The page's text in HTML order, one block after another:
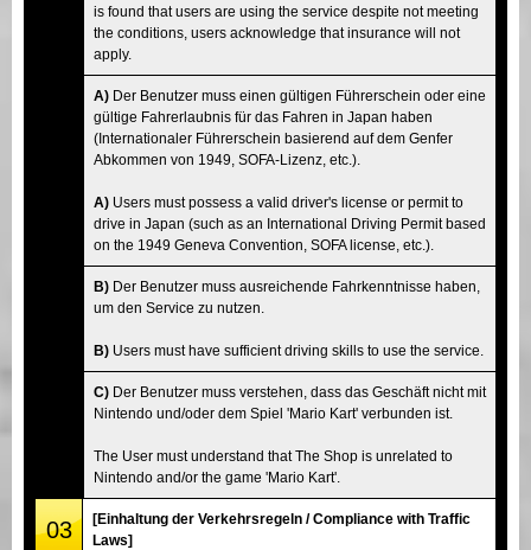
is found that users are using the service despite not meeting
the conditions, users acknowledge that insurance will not
apply.
A) Der Benutzer muss einen gültigen Führerschein oder eine
gültige Fahrerlaubnis für das Fahren in Japan haben
(Internationaler Führerschein basierend auf dem Genfer
Abkommen von 1949, SOFA-Lizenz, etc.).
A) Users must possess a valid driver's license or permit to
drive in Japan (such as an International Driving Permit based
on the 1949 Geneva Convention, SOFA license, etc.).
B) Der Benutzer muss ausreichende Fahrkenntnisse haben,
um den Service zu nutzen.
B) Users must have sufficient driving skills to use the service.
C) Der Benutzer muss verstehen, dass das Geschäft nicht mit
Nintendo und/oder dem Spiel 'Mario Kart' verbunden ist.
The User must understand that The Shop is unrelated to
Nintendo and/or the game 'Mario Kart'.
03
[Einhaltung der Verkehrsregeln / Compliance with Traffic
Laws]